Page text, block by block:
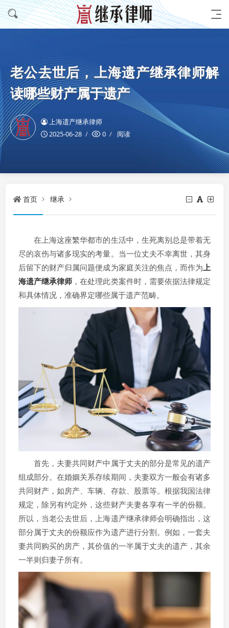
老公去世后，上海遗产继承律师解
读哪些财产属于遗产
上海遗产继承律师
2025-06-28
0 阅读
首页 继承
在上海这座繁华都市的生活中，生死离别总是带着无
尽的哀伤与诸多现实的考量。当一位丈夫不幸离世，其身
后留下的财产归属问题便成为家庭关注的焦点，而作为上
海遗产继承律师 ，在处理此类案件时，需要依据法律规定
和具体情况，准确界定哪些属于遗产范畴。
首先，夫妻共同财产中属于丈夫的部分是常见的遗产
组成部分。在婚姻关系存续期间，夫妻双方一般会有诸多
共同财产，如房产、车辆、存款、股票等。根据我国法律
规定，除另有约定外，这些财产夫妻各享有一半的份额。
所以，当老公去世后，上海遗产继承律师会明确指出，这
部分属于丈夫的份额应作为遗产进行分割。例如，一套夫
妻共同购买的房产，其价值的一半属于丈夫的遗产，其余
一半则归妻子所有。